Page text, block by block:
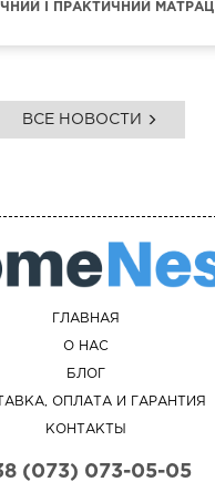
І ПРАКТИЧНИЙ МАТРАЦ
ВСЕ НОВОСТИ
ГЛАВНАЯ
О НАС
БЛОГ
ОПЛАТА И ГАРАНТИЯ
КОНТАКТЫ
(073) 073-05-05